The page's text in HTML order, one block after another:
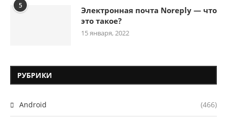
5
Электронная почта Noreply — что
это такое?
15 января, 2022
РУБРИКИ
Android (466)